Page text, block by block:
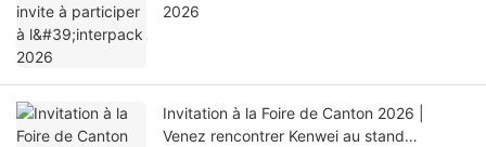
2026
Invitation à la Foire de Canton 2026 |
Venez rencontrer Kenwei au stand